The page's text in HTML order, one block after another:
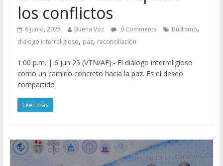
los conflictos
6 junio, 2025 Buena Voz 0 Comments Budismo,
diálogo interreligioso, paz, reconciliación
1:00 p.m. | 6 jun 25 (VTN/AF).- El diálogo interreligioso
como un camino concreto hacia la paz. Es el deseo
compartido
Leer más